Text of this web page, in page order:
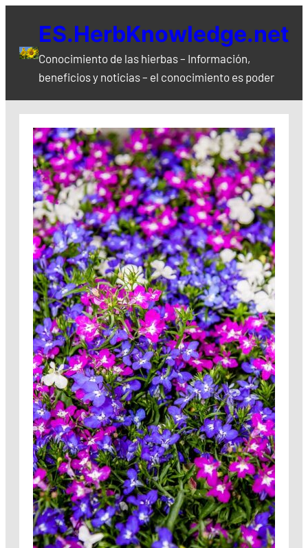
contenido
ES.HerbKnowledge.net
Conocimiento de las hierbas – Información,
beneficios y noticias – el conocimiento es poder